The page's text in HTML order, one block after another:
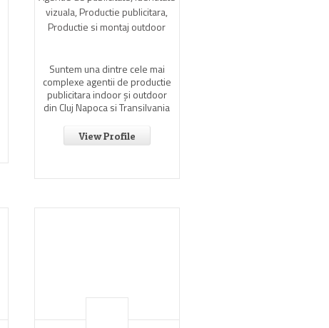
vizuala, Productie publicitara,
Productie si montaj outdoor
Suntem una dintre cele mai
complexe agentii de productie
publicitara indoor şi outdoor
din Cluj Napoca si Transilvania
View Profile